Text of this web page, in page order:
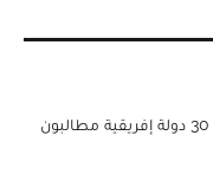
تأشيرة الدخول للولايات المتحدة: مواطنو 30 دولة إفريقية مطالبون